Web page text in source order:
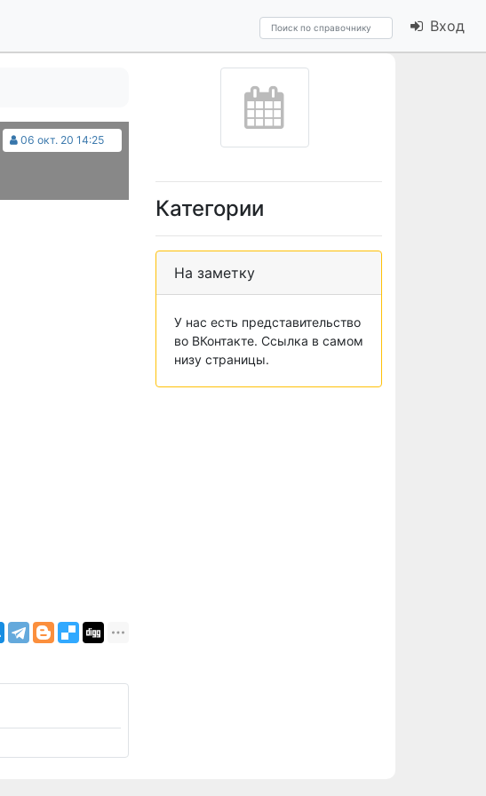
Вход
06 окт. 20 14:25
Категории
На заметку
У нас есть представительство
во ВКонтакте. Ссылка в самом
низу страницы.